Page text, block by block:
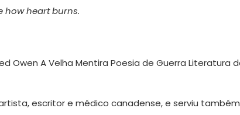
how heart burns.
escritor e médico canadense, e serviu também